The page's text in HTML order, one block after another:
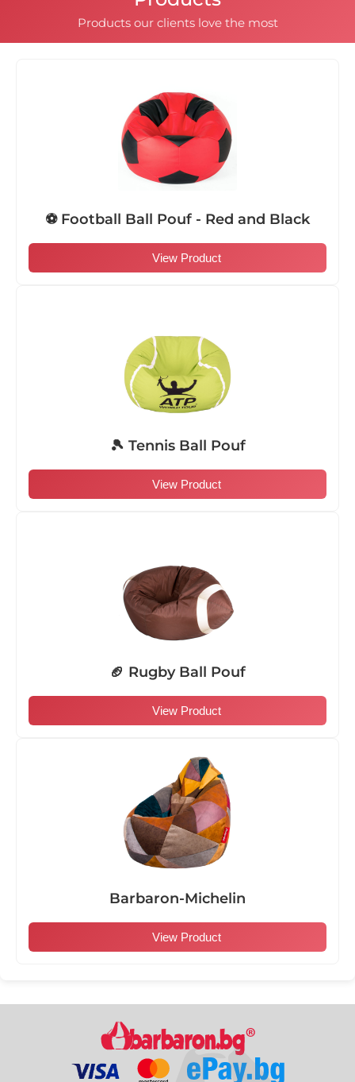
Products our clients love the most
⚽ Football Ball Pouf - Red and Black
View Product
🎾 Tennis Ball Pouf
View Product
🏈 Rugby Ball Pouf
View Product
Barbaron-Michelin
View Product